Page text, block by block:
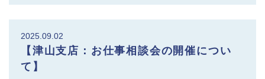
2025.09.02
【津山支店：お仕事相談会の開催につい
て】